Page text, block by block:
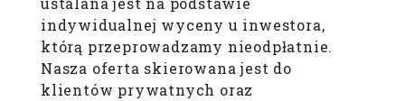
indywidualnej wyceny u inwestora,
którą przeprowadzamy nieodpłatnie.
Nasza oferta skierowana jest do
klientów prywatnych oraz